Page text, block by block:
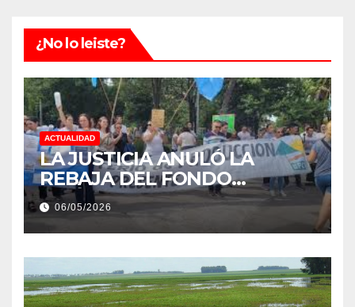
¿No lo leiste?
ACTUALIDAD
LA JUSTICIA ANULÓ LA
REBAJA DEL FONDO
ESTÍMULO A EMPLEADOS DE
PRODUCCIÓN DE LA
PROVINCIA DEL CHACO
06/05/2026